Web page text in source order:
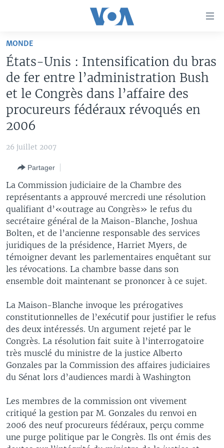
Retour
navigation
principale
Retour
À LA UNE
AFRIQUE
ÉTATS-UNIS
MONDE
SPORT
TV
LE MONDE AUJOURD'HUI
VOA60 AFRIQUE
WASHINGTON FORUM
CORRESPONDANT VOA
VOUS + NOUS
CARNET DE SANTÉ
RADIO
LE MONDE AUJOURD'HUI
À VOTRE AVIS
VOTRE SANTÉ VOTRE AVENIR
DIALOGUE DES RELIGIONS
RM SHOW
AUTRES LANGUES
BAMBARA
FULFULDE
Langues
MONDE
États-Unis : Intensification du bras
de fer entre l’administration Bush
et le Congrès dans l’affaire des
procureurs fédéraux révoqués en
2006
26 juillet 2007
Partager
La Commission judiciaire de la Chambre des
représentants a approuvé mercredi une résolution
qualifiant d’«outrage au Congrès» le refus du
secrétaire général de la Maison-Blanche, Joshua
Bolten, et de l’ancienne responsable des services
juridiques de la présidence, Harriet Myers, de
témoigner devant les parlementaires enquêtant sur
les révocations. La chambre basse dans son
ensemble doit maintenant se prononcer à ce sujet.
La Maison-Blanche invoque les prérogatives
constitutionnelles de l’exécutif pour justifier le refus
des deux intéressés. Un argument rejeté par le
Congrès. La résolution fait suite à l’interrogatoire
très musclé du ministre de la justice Alberto
Gonzales par la Commission des affaires judiciaires
du Sénat lors d’audiences mardi à Washington
Les membres de la commission ont vivement
critiqué la gestion par M. Gonzales du renvoi en
2006 des neuf procureurs fédéraux, perçu comme
une purge politique par le Congrès. Ils ont émis des